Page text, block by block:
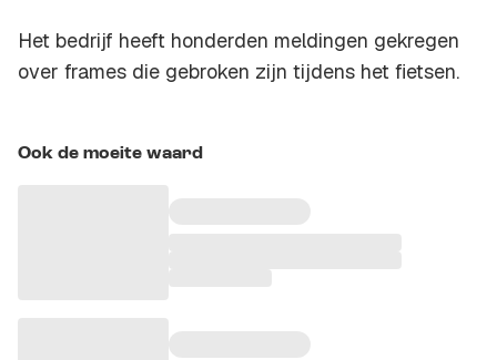
Het bedrijf heeft honderden meldingen gekregen
over frames die gebroken zijn tijdens het fietsen.
Ook de moeite waard